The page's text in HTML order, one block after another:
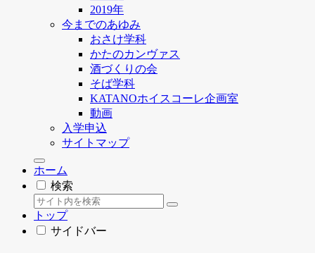
2019年
今までのあゆみ
おさけ学科
かたのカンヴァス
酒づくりの会
そば学科
KATANOホイスコーレ企画室
動画
入学申込
サイトマップ
ホーム
検索
トップ
サイドバー